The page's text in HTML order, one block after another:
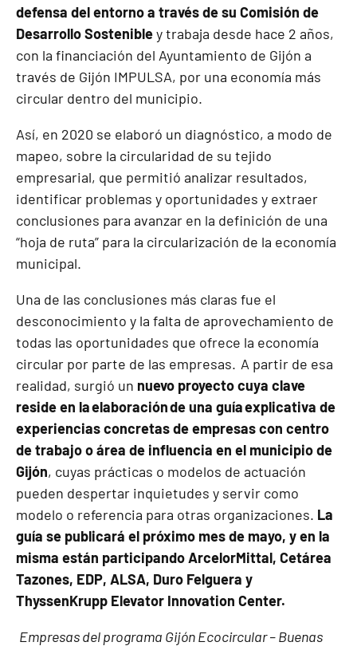
defensa del entorno a través de su Comisión de
Desarrollo Sostenibley trabaja desde hace 2 años,
con la financiación del Ayuntamiento de Gijón a
través de Gijón IMPULSA, por una economía más
circular dentro del municipio.
Así, en 2020 se elaboró un diagnóstico, a modo de
mapeo, sobre la circularidad de su tejido
empresarial, que permitió analizar resultados,
identificar problemas y oportunidades y extraer
conclusiones para avanzar en la definición de una
“hoja de ruta” para la circularización de la economía
municipal.
Una de las conclusiones más claras fue el
desconocimiento y la falta de aprovechamiento de
todas las oportunidades que ofrece la economía
circular por parte de las empresas. A partir de esa
realidad, surgió un nuevo proyecto cuya clave
reside en la elaboración de una guía explicativa de
experiencias concretas de empresas con centro
de trabajo o área de influencia en el municipio de
Gijón, cuyas prácticas o modelos de actuación
pueden despertar inquietudes y servir como
modelo o referencia para otras organizaciones. La
guía se publicará el próximo mes de mayo, y en la
misma están participando ArcelorMittal, Cetárea
Tazones, EDP, ALSA, Duro Felguera y
ThyssenKrupp Elevator Innovation Center.
Empresas del programa Gijón Ecocircular – Buenas